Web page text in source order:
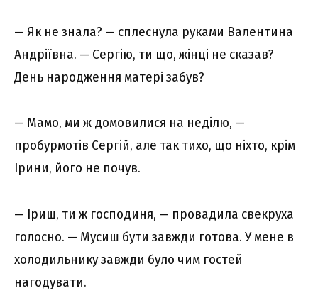
— Як не знала? — сплеснула руками Валентина
Андріївна. — Сергію, ти що, жінці не сказав?
День народження матері забув?
— Мамо, ми ж домовилися на неділю, —
пробурмотів Сергій, але так тихо, що ніхто, крім
Ірини, його не почув.
— Іриш, ти ж господиня, — провадила свекруха
голосно. — Мусиш бути завжди готова. У мене в
холодильнику завжди було чим гостей
нагодувати.